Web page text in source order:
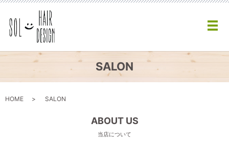
メ
SALON
HOME SALON
ABOUT US
当店について